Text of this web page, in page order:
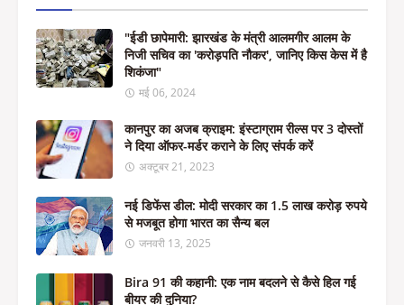
"ईडी छापेमारी: झारखंड के मंत्री आलमगीर आलम के
निजी सचिव का 'करोड़पति नौकर', जानिए किस केस में है
शिकंजा"
मई 06, 2024
कानपुर का अजब क्राइम: इंस्टाग्राम रील्स पर 3 दोस्तों
ने दिया ऑफर-मर्डर कराने के लिए संपर्क करें
अक्टूबर 21, 2023
नई डिफेंस डील: मोदी सरकार का 1.5 लाख करोड़ रुपये
से मजबूत होगा भारत का सैन्य बल
जनवरी 13, 2025
Bira 91 की कहानी: एक नाम बदलने से कैसे हिल गई
बीयर की दुनिया?